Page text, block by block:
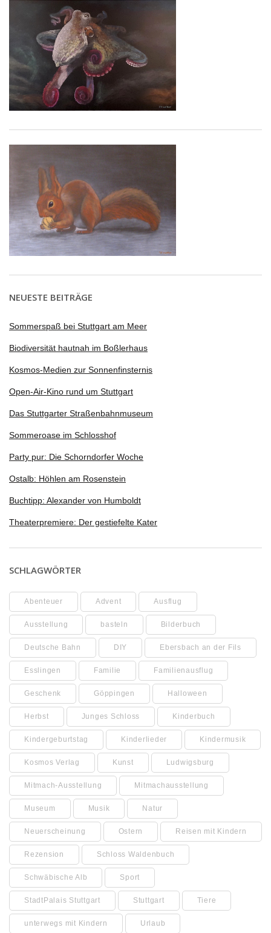
NEUESTE BEITRÄGE
Sommerspaß bei Stuttgart am Meer
Biodiversität hautnah im Boßlerhaus
Kosmos-Medien zur Sonnenfinsternis
Open-Air-Kino rund um Stuttgart
Das Stuttgarter Straßenbahnmuseum
Sommeroase im Schlosshof
Party pur: Die Schorndorfer Woche
Ostalb: Höhlen am Rosenstein
Buchtipp: Alexander von Humboldt
Theaterpremiere: Der gestiefelte Kater
SCHLAGWÖRTER
Abenteuer Advent Ausflug
Ausstellung basteln Bilderbuch
Deutsche Bahn DIY Ebersbach an der Fils
Esslingen Familie Familienausflug
Geschenk Göppingen Halloween
Herbst Junges Schloss Kinderbuch
Kindergeburtstag Kinderlieder Kindermusik
Kosmos Verlag Kunst Ludwigsburg
Mitmach-Ausstellung Mitmachausstellung
Museum Musik Natur
Neuerscheinung Ostern Reisen mit Kindern
Rezension Schloss Waldenbuch
Schwäbische Alb Sport
StadtPalais Stuttgart Stuttgart Tiere
unterwegs mit Kindern Urlaub